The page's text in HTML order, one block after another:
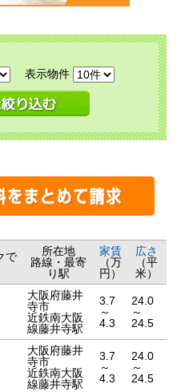
表示物件
で
所在地
路線・最寄
り駅
家賃
（万
円）
広さ
（平
米）
大阪府藤井
寺市
近鉄南大阪
線藤井寺駅
3.7
～
4.3
24.0
～
24.5
大阪府藤井
寺市
近鉄南大阪
線藤井寺駅
3.7
～
4.3
24.0
～
24.5